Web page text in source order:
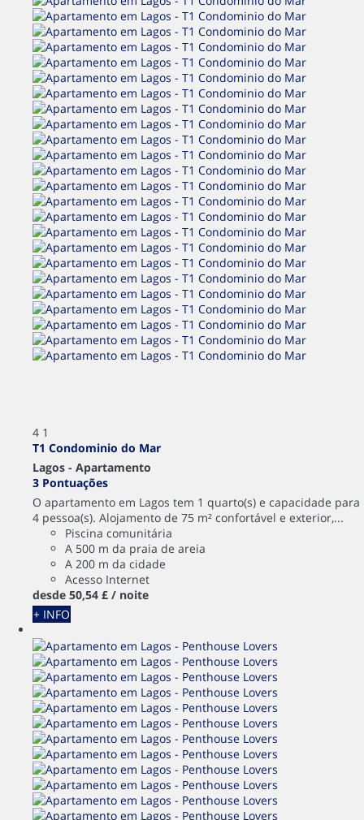
4 1
T1 Condominio do Mar
Lagos - Apartamento
3 Pontuações
O apartamento em Lagos tem 1 quarto(s) e capacidade para
4 pessoa(s). Alojamento de 75 m² confortável e exterior,...
Piscina comunitária
A 500 m da praia de areia
A 200 m da cidade
Acesso Internet
desde 50,54 £ / noite
+ INFO